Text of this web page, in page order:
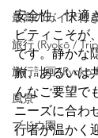
最高のガイド付
旅行 (Ryokō /
旅行計画 (Ryokō
風景
ブドウ園
安全性、快適
ビティこそが
です。静かな
旅、あるいは
んなご要望で
ニーズに合わ
行者が温かく